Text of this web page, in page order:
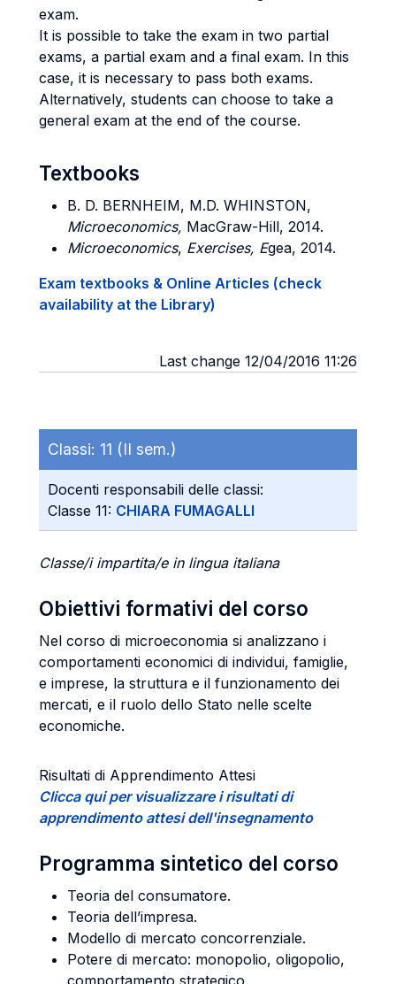
exam.
It is possible to take the exam in two partial
exams, a partial exam and a final exam. In this
case, it is necessary to pass both exams.
Alternatively, students can choose to take a
general exam at the end of the course.
Textbooks
B. D. BERNHEIM, M.D. WHINSTON,
Microeconomics, MacGraw-Hill, 2014.
Microeconomics, Exercises, Egea, 2014.
Exam textbooks & Online Articles (check
availability at the Library)
Last change 12/04/2016 11:26
Classi: 11 (II sem.)
Docenti responsabili delle classi:
Classe 11: CHIARA FUMAGALLI
Classe/i impartita/e in lingua italiana
Obiettivi formativi del corso
Nel corso di microeconomia si analizzano i
comportamenti economici di individui, famiglie,
e imprese, la struttura e il funzionamento dei
mercati, e il ruolo dello Stato nelle scelte
economiche.
Risultati di Apprendimento Attesi
Clicca qui per visualizzare i risultati di
apprendimento attesi dell'insegnamento
Programma sintetico del corso
Teoria del consumatore.
Teoria dell’impresa.
Modello di mercato concorrenziale.
Potere di mercato: monopolio, oligopolio,
comportamento strategico.